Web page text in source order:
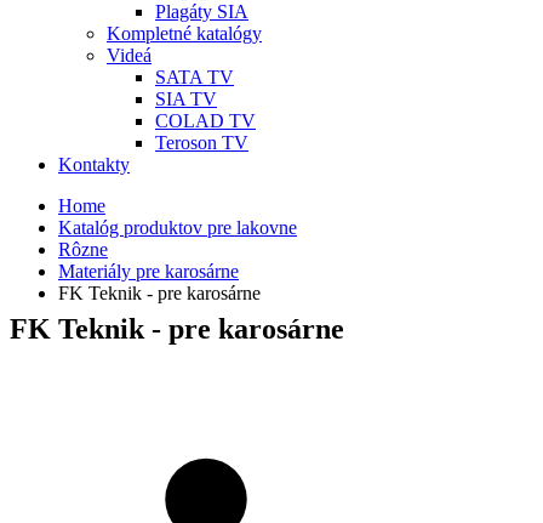
Plagáty SIA
Kompletné katalógy
Videá
SATA TV
SIA TV
COLAD TV
Teroson TV
Kontakty
Home
Katalóg produktov pre lakovne
Rôzne
Materiály pre karosárne
FK Teknik - pre karosárne
FK Teknik - pre karosárne